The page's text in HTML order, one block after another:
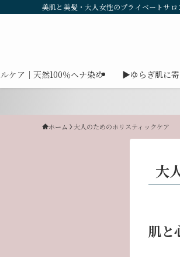
美肌と美髪・大人女性のプライベートサ
ケア｜天然100％ヘナ染め ▶ゆらぎ肌に
ホーム 大人のためのホリスティックケア
大
肌と